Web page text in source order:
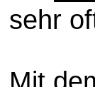
sehr
Mit